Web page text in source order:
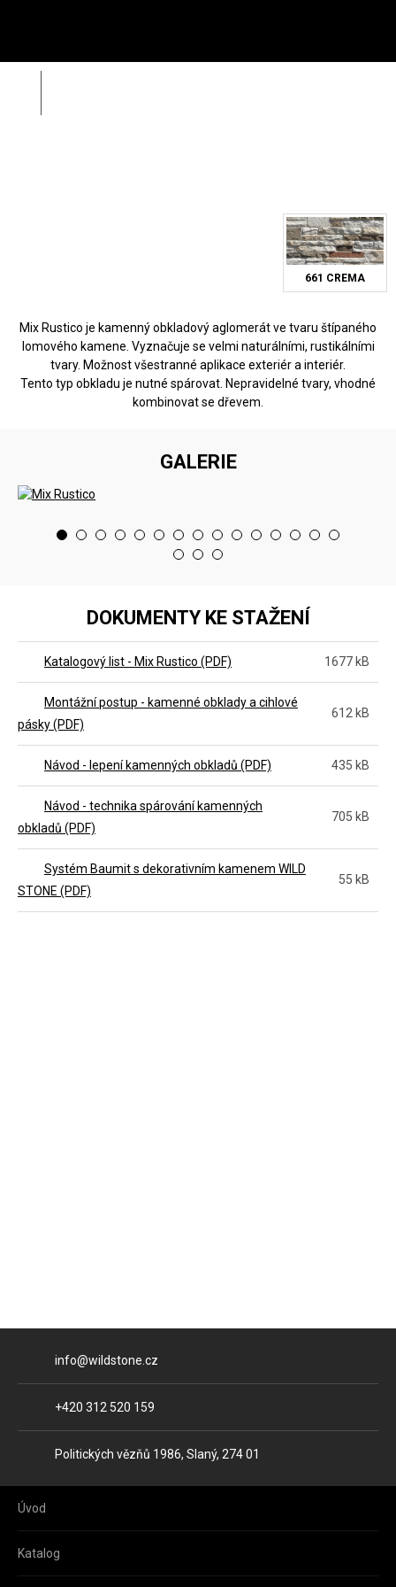
661 CREMA
Mix Rustico je kamenný obkladový aglomerát ve tvaru štípaného
lomového kamene. Vyznačuje se velmi naturálními, rustikálními
tvary. Možnost všestranné aplikace exteriér a interiér.
Tento typ obkladu je nutné spárovat. Nepravidelné tvary, vhodné
kombinovat se dřevem.
GALERIE
DOKUMENTY KE STAŽENÍ
Katalogový list - Mix Rustico (PDF) 1677 kB
Montážní postup - kamenné obklady a cihlové
pásky (PDF)
612 kB
Návod - lepení kamenných obkladů (PDF) 435 kB
Návod - technika spárování kamenných
obkladů (PDF)
705 kB
Systém Baumit s dekorativním kamenem WILD
STONE (PDF)
55 kB
E-mail
info@wildstone.cz
Telefon
+420 312 520 159
Adresa
Politických vězňů 1986, Slaný, 274 01
Úvod
Katalog